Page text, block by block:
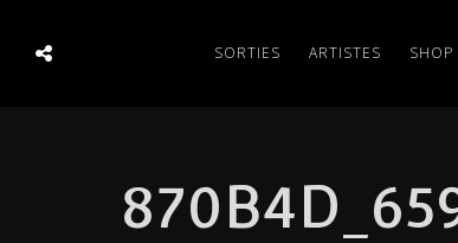
SORTIES ARTISTES SHOP